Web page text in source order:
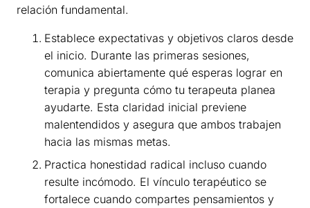
relación fundamental.
Establece expectativas y objetivos claros desde
el inicio. Durante las primeras sesiones,
comunica abiertamente qué esperas lograr en
terapia y pregunta cómo tu terapeuta planea
ayudarte. Esta claridad inicial previene
malentendidos y asegura que ambos trabajen
hacia las mismas metas.
Practica honestidad radical incluso cuando
resulte incómodo. El vínculo terapéutico se
fortalece cuando compartes pensamientos y